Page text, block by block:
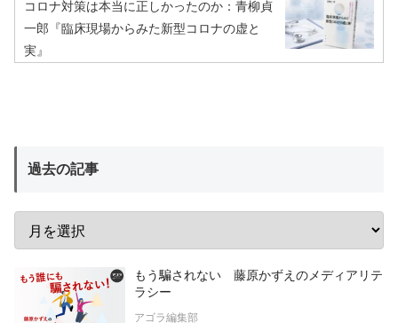
コロナ対策は本当に正しかったのか：青柳貞
一郎『臨床現場からみた新型コロナの虚と
実』
過去の記事
もう騙されない 藤原かずえのメディアリテ
ラシー
アゴラ編集部